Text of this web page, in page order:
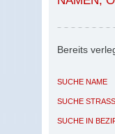
Bereits
SUCHE NAME
SUCHE
SUCHE IN